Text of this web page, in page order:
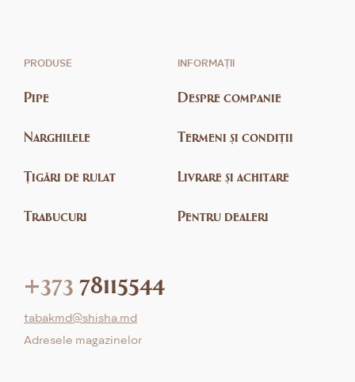
PRODUSE
Pipe
Narghilele
Țigări de rulat
Trabucuri
INFORMAȚII
Despre companie
Termeni și condiții
Livrare și achitare
Pentru dealeri
+373 78115544
tabakmd@shisha.md
Adresele magazinelor